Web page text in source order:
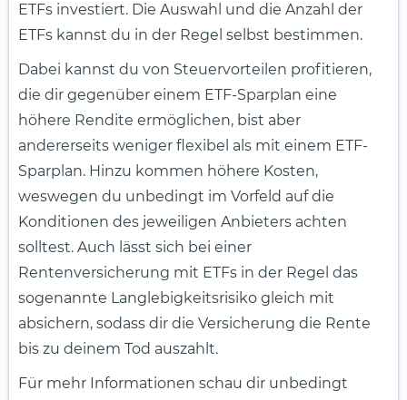
ETFs investiert. Die Auswahl und die Anzahl der
ETFs kannst du in der Regel selbst bestimmen.
Dabei kannst du von Steuervorteilen profitieren,
die dir gegenüber einem ETF-Sparplan eine
höhere Rendite ermöglichen, bist aber
andererseits weniger flexibel als mit einem ETF-
Sparplan. Hinzu kommen höhere Kosten,
weswegen du unbedingt im Vorfeld auf die
Konditionen des jeweiligen Anbieters achten
solltest. Auch lässt sich bei einer
Rentenversicherung mit ETFs in der Regel das
sogenannte Langlebigkeitsrisiko gleich mit
absichern, sodass dir die Versicherung die Rente
bis zu deinem Tod auszahlt.
Für mehr Informationen schau dir unbedingt